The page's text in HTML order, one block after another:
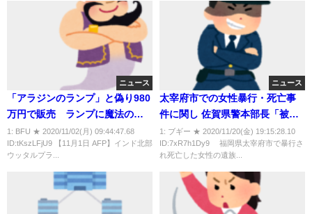
ニュース
「アラジンのランプ」と偽り980
万円で販売 ランプに魔法の力
が一切ないことに気付いて警察
に通報 男らを逮捕
1: BFU ★ 2020/11/02(月) 09:44:47.68
ID:tKszLFjU9 【11月1日 AFP】インド北部
ウッタルプラ...
ニュース
太宰府市での女性暴行・死亡事
件に関し 佐賀県警本部長「被害
及ぶ認識なかった、反省点があ
ったとは受け止めていない」
1: ブギー ★ 2020/11/20(金) 19:15:28.10
ID:7xR7h1Dy9 福岡県太宰府市で暴行さ
れ死亡した女性の遺族...